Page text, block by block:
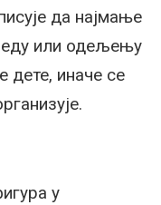
да најмање
или одељењу
дете, иначе се
у